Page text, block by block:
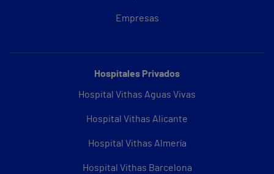
Empresas
Hospitales Privados
Hospital Vithas Aguas Vivas
Hospital Vithas Alicante
Hospital Vithas Almería
Hospital Vithas Barcelona